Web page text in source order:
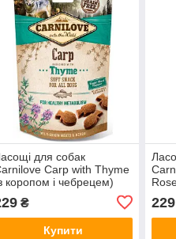
для собак
Carp with Thyme
коропом і чебрецем)
₴
Купити
229